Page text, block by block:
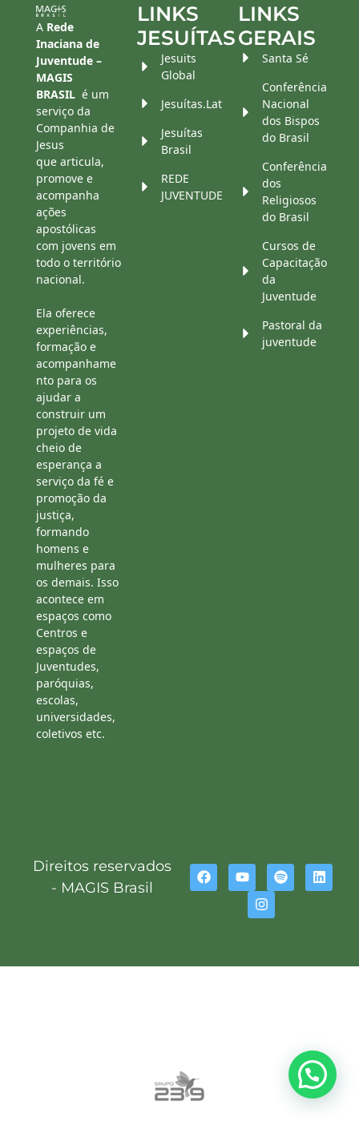
A Rede
Inaciana de
Juventude –
MAGIS
BRASIL é um
serviço da
Companhia de
Jesus
que articula,
promove e
acompanha
ações
apostólicas
com jovens em
todo o território
nacional.
Ela oferece
experiências,
formação e
acompanhame
nto para os
ajudar a
construir um
projeto de vida
cheio de
esperança a
serviço da fé e
promoção da
justiça,
formando
homens e
mulheres para
os demais. Isso
acontece em
espaços como
Centros e
espaços de
Juventudes,
paróquias,
escolas,
universidades,
coletivos etc.
LINKS
JESUÍTAS
Jesuits
Global
Jesuítas.Lat
Jesuítas
Brasil
REDE
JUVENTUDE
LINKS
GERAIS
Santa Sé
Conferência
Nacional
dos Bispos
do Brasil
Conferência
dos
Religiosos
do Brasil
Cursos de
Capacitação
da
Juventude
Pastoral da
juventude
Direitos reservados
- MAGIS Brasil